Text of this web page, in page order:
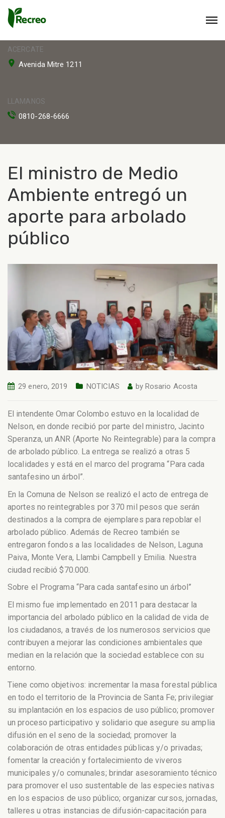
ACERCATE
Avenida Mitre 1211
LLAMANOS
0810-268-6666
El ministro de Medio
Ambiente entregó un
aporte para arbolado
público
29 enero, 2019 NOTICIAS by Rosario Acosta
El intendente Omar Colombo estuvo en la localidad de
Nelson, en donde recibió por parte del ministro, Jacinto
Speranza, un ANR (Aporte No Reintegrable) para la compra
de arbolado público. La entrega se realizó a otras 5
localidades y está en el marco del programa “Para cada
santafesino un árbol”.
En la Comuna de Nelson se realizó el acto de entrega de
aportes no reintegrables por 370 mil pesos que serán
destinados a la compra de ejemplares para repoblar el
arbolado público. Además de Recreo también se
entregaron fondos a las localidades de Nelson, Laguna
Paiva, Monte Vera, Llambi Campbell y Emilia. Nuestra
ciudad recibió $70.000.
Sobre el Programa “Para cada santafesino un árbol”
El mismo fue implementado en 2011 para destacar la
importancia del arbolado público en la calidad de vida de
los ciudadanos, a través de los numerosos servicios que
contribuyen a mejorar las condiciones ambientales que
median en la relación que la sociedad establece con su
entorno.
Tiene como objetivos: incrementar la masa forestal pública
en todo el territorio de la Provincia de Santa Fe; privilegiar
su implantación en los espacios de uso público; promover
un proceso participativo y solidario que asegure su amplia
difusión en el seno de la sociedad; promover la
colaboración de otras entidades públicas y/o privadas;
fomentar la creación y fortalecimiento de viveros
municipales y/o comunales; brindar asesoramiento técnico
para promover el uso sustentable de las especies nativas
en los espacios de uso público; organizar cursos, jornadas,
talleres u otras instancias de difusión-capacitación para